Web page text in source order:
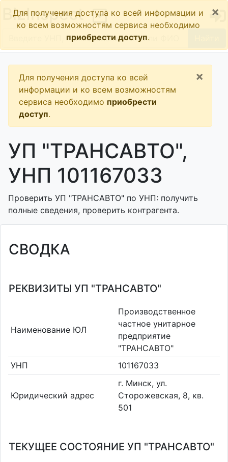
BizInspect
Для получения доступа ко всей информации и
ко всем возможностям сервиса необходимо
приобрести доступ.
×
Для получения доступа ко всей
информации и ко всем возможностям
сервиса необходимо приобрести
доступ.
×
УП "ТРАНСАВТО",
УНП 101167033
Проверить УП "ТРАНСАВТО" по УНП: получить
полные сведения, проверить контрагента.
СВОДКА
РЕКВИЗИТЫ УП "ТРАНСАВТО"
Наименование ЮЛ
Производственное
частное унитарное
предприятие
"ТРАНСАВТО"
УНП
101167033
Юридический адрес
г. Минск, ул.
Сторожевская, 8, кв.
501
ТЕКУЩЕЕ СОСТОЯНИЕ УП "ТРАНСАВТО"